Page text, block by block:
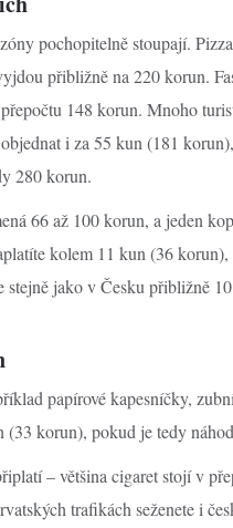
pochopitelně stoupají.
přibližně na 220 korun.
148 korun. Mnoho
i za 55 kun (181
280 korun.
66 až 100 korun, a jeden
kolem 11 kun (36
jako v Česku přibližně
papírové kapesníčky,
korun), pokud je tedy
– většina cigaret stojí v
trafikách seženete i